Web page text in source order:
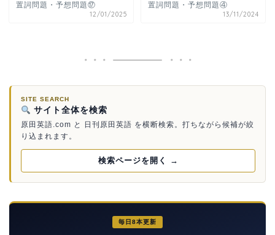
置詞問題・予想問題⑰
12/01/2025
置詞問題・予想問題④
13/11/2024
SITE SEARCH
サイト全体を検索
原田英語.com と 日刊原田英語 を横断検索。打ちながら候補が絞
り込まれます。
検索ページを開く →
毎日8本更新